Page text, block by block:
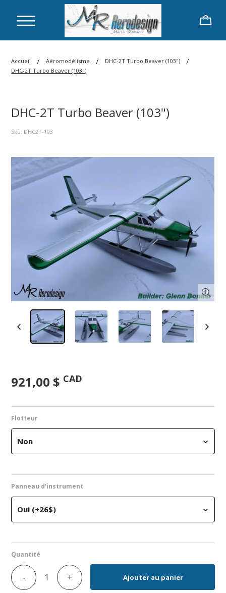
Accueil / Aéromodélisme / DHC-2T Turbo Beaver (103") /
DHC-2T Turbo Beaver (103")
DHC-2T Turbo Beaver (103")
Sku: DHC2T-103
921,00 $ CAD
Flotteur
Non
Panneau d'instrument
Oui (+26$)
Quantité
- + Ajouter au panier